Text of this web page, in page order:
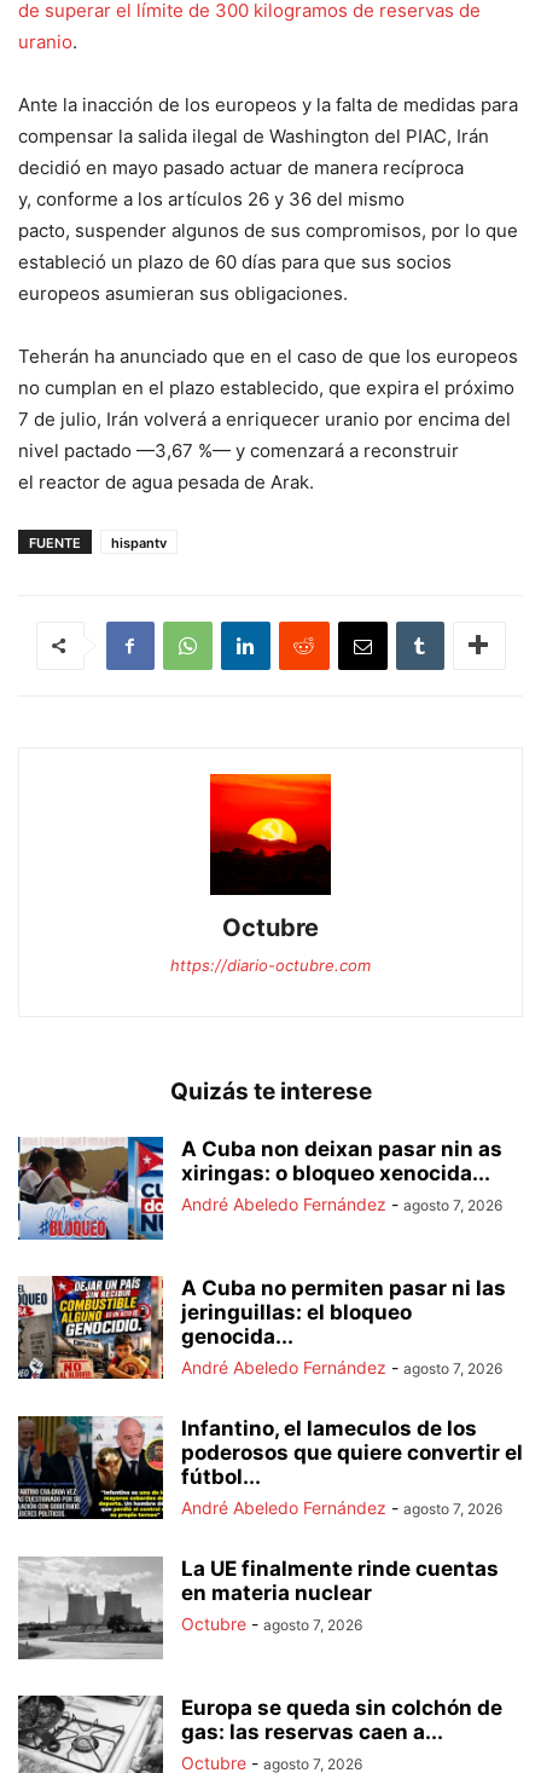
de superar el límite de 300 kilogramos de reservas de
uranio.
Ante la inacción de los europeos y la falta de medidas para
compensar la salida ilegal de Washington del PIAC, Irán
decidió en mayo pasado actuar de manera recíproca
y, conforme a los artículos 26 y 36 del mismo
pacto, suspender algunos de sus compromisos, por lo que
estableció un plazo de 60 días para que sus socios
europeos asumieran sus obligaciones.
Teherán ha anunciado que en el caso de que los europeos
no cumplan en el plazo establecido, que expira el próximo
7 de julio, Irán volverá a enriquecer uranio por encima del
nivel pactado —3,67 %— y comenzará a reconstruir
el reactor de agua pesada de Arak.
FUENTE hispantv
Octubre
https://diario-octubre.com
Quizás te interese
A Cuba non deixan pasar nin as
xiringas: o bloqueo xenocida...
André Abeledo Fernández - agosto 7, 2026
A Cuba no permiten pasar ni las
jeringuillas: el bloqueo
genocida...
André Abeledo Fernández - agosto 7, 2026
Infantino, el lameculos de los
poderosos que quiere convertir el
fútbol...
André Abeledo Fernández - agosto 7, 2026
La UE finalmente rinde cuentas
en materia nuclear
Octubre - agosto 7, 2026
Europa se queda sin colchón de
gas: las reservas caen a...
Octubre - agosto 7, 2026